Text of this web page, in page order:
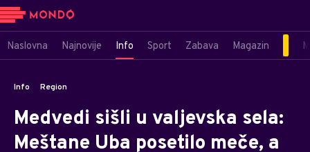
Naslovna Najnovije Info Sport Zabava Magazin
Info Region
Medvedi sišli u valjevska sela:
Meštane Uba posetilo meče, a